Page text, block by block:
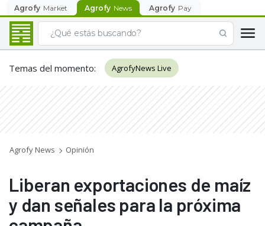
Agrofy Market Agrofy News Agrofy Pay
Temas del momento: AgrofyNews Live
Agrofy News Opinión
Liberan exportaciones de maíz
y dan señales para la próxima